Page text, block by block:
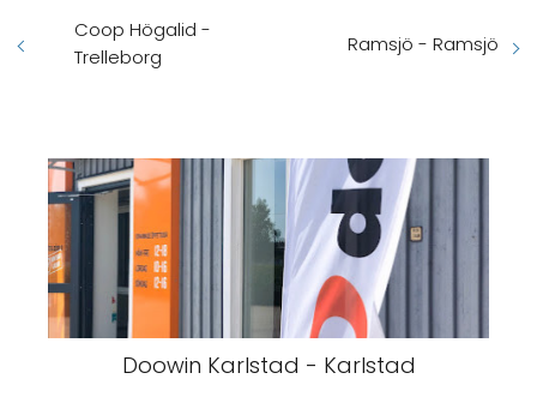
Coop Högalid -
Trelleborg
Ramsjö - Ramsjö
Doowin Karlstad - Karlstad